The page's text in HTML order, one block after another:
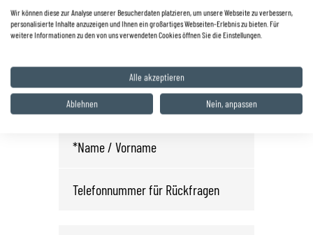
0 68 25 / 22 03
info.wnd@autohaus-zyrull.de
Fahrzeug anfragen oder
Probefahrt vereinbaren
Wir können diese zur Analyse unserer Besucherdaten platzieren, um unsere Webseite zu verbessern,
personalisierte Inhalte anzuzeigen und Ihnen ein großartiges Webseiten-Erlebnis zu bieten. Für
weitere Informationen zu den von uns verwendeten Cookies öffnen Sie die Einstellungen.
Alle akzeptieren
Ablehnen Nein, anpassen